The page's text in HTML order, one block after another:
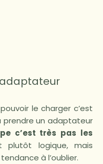
le charger c’est
prendre un adaptateur
c’est très pas les
logique, mais
à l’oublier.